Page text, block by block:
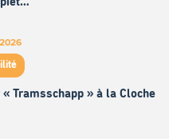
« Tramsschapp » à la Cloche